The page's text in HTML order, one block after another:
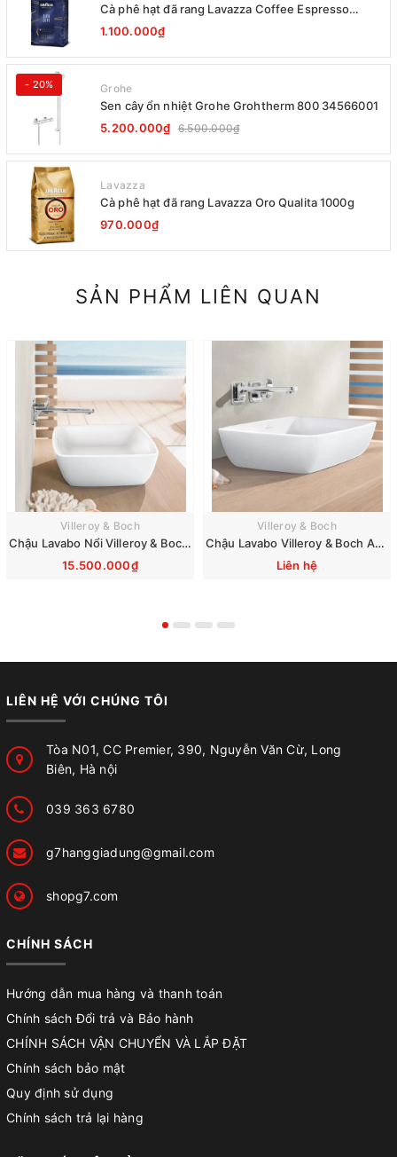
Cà phê hạt đã rang Lavazza Coffee Espresso
Super Crema 1000g Date 12-2027
1.100.000₫
- 20% Grohe
Sen cây ổn nhiệt Grohe Grohtherm 800 34566001
5.200.000₫ 6.500.000₫
Lavazza
Cà phê hạt đã rang Lavazza Oro Qualita 1000g
970.000₫
SẢN PHẨM LIÊN QUAN
Villeroy & Boch
Chậu Lavabo Nổi Villeroy & Boch Artis 417258R1
15.500.000₫
Villeroy & Boch
Chậu Lavabo Villeroy & Boch Artis 41725801
Liên hệ
LIÊN HỆ VỚI CHÚNG TÔI
Tòa N01, CC Premier, 390, Nguyễn Văn Cừ, Long
Biên, Hà nội
039 363 6780
g7hanggiadung@gmail.com
shopg7.com
CHÍNH SÁCH
Hướng dẫn mua hàng và thanh toán
Chính sách Đổi trả và Bảo hành
CHÍNH SÁCH VẬN CHUYỂN VÀ LẮP ĐẶT
Chính sách bảo mật
Quy định sử dụng
Chính sách trả lại hàng